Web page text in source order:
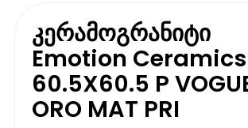
კერამოგრანიტი
Emotion Ceramics
60.5X60.5 P
ORO MAT PRI